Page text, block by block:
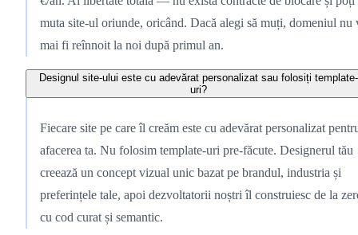
muta site-ul oriunde, oricând. Dacă alegi să muți, domeniul nu
mai fi reînnoit la noi după primul an.
Designul site-ului este cu adevărat personalizat sau folosiți template-
uri?
Fiecare site pe care îl creăm este cu adevărat personalizat
afacerea ta. Nu folosim template-uri pre-făcute. Designerul tău
creează un concept vizual unic bazat pe brandul, industria și
preferințele tale, apoi dezvoltatorii noștri îl construiesc de la
cu cod curat și semantic.